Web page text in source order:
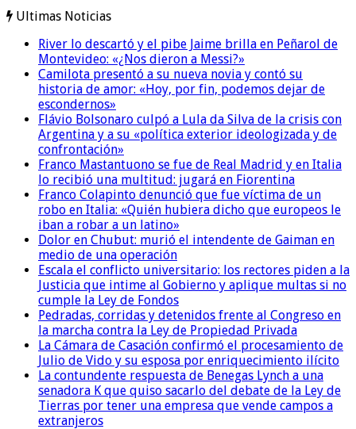
Ultimas Noticias
River lo descartó y el pibe Jaime brilla en Peñarol de
Montevideo: «¿Nos dieron a Messi?»
Camilota presentó a su nueva novia y contó su
historia de amor: «Hoy, por fin, podemos dejar de
escondernos»
Flávio Bolsonaro culpó a Lula da Silva de la crisis con
Argentina y a su «política exterior ideologizada y de
confrontación»
Franco Mastantuono se fue de Real Madrid y en Italia
lo recibió una multitud: jugará en Fiorentina
Franco Colapinto denunció que fue víctima de un
robo en Italia: «Quién hubiera dicho que europeos le
iban a robar a un latino»
Dolor en Chubut: murió el intendente de Gaiman en
medio de una operación
Escala el conflicto universitario: los rectores piden a la
Justicia que intime al Gobierno y aplique multas si no
cumple la Ley de Fondos
Pedradas, corridas y detenidos frente al Congreso en
la marcha contra la Ley de Propiedad Privada
La Cámara de Casación confirmó el procesamiento de
Julio de Vido y su esposa por enriquecimiento ilícito
La contundente respuesta de Benegas Lynch a una
senadora K que quiso sacarlo del debate de la Ley de
Tierras por tener una empresa que vende campos a
extranjeros